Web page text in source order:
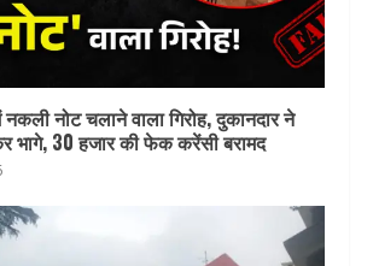
नोट चलाने वाला गिरोह, दुकानदार ने
भागे, 30 हजार की फेक करेंसी बरामद